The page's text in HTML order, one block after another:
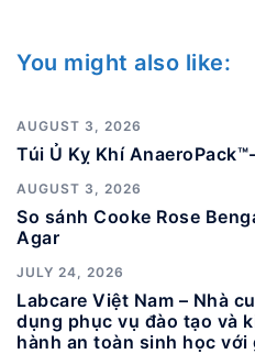
You might also like:
AUGUST 3, 2026
Túi Ủ Kỵ Khí
AUGUST 3, 2026
So sánh Cooke Rose
Agar
JULY 24, 2026
Labcare Việt Nam – Nhà
dụng phục vụ đào tạo và
hành an toàn sinh học với